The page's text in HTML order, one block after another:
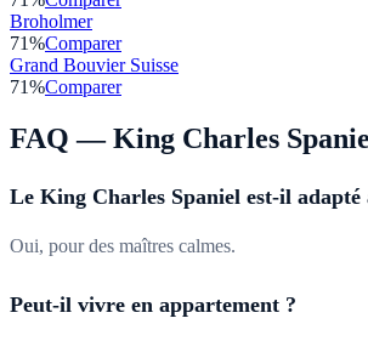
Broholmer
71%Comparer
Grand Bouvier Suisse
71%Comparer
FAQ —King Charles
Le King Charles Spaniel est-il
Oui, pour des maîtres calmes.
Peut-il vivre en appartement ?